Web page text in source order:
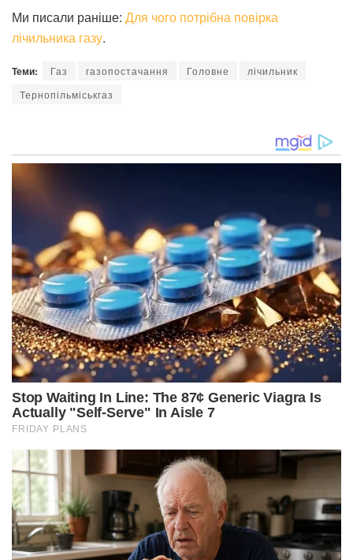
Ми писали раніше: Для чого потрібна повірка
лічильника газу.
Теми: Газ газопостачання Головне
лічильник
Тернопільміськгаз